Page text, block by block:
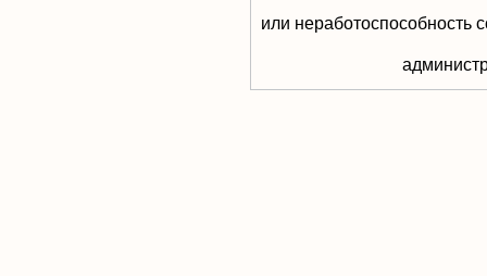
или неработоспособность